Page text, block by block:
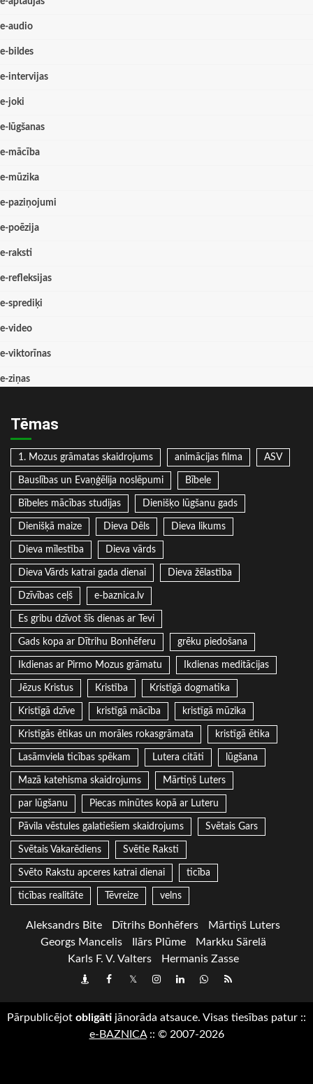
e-audio
e-bildes
e-intervijas
e-joki
e-lūgšanas
e-mācība
e-mūzika
e-paziņojumi
e-poēzija
e-raksti
e-refleksijas
e-sprediķi
e-video
e-viktorīnas
e-ziņas
Tēmas
1. Mozus grāmatas skaidrojums animācijas filma ASV
Bauslības un Evaņģēlija noslēpumi Bībele
Bībeles mācības studijas Dienišķo lūgšanu gads
Dienišķā maize Dieva Dēls Dieva likums
Dieva mīlestība Dieva vārds
Dieva Vārds katrai gada dienai Dieva žēlastība
Dzīvības ceļš e-baznica.lv
Es gribu dzīvot šīs dienas ar Tevi
Gads kopa ar Dītrihu Bonhēferu grēku piedošana
Ikdienas ar Pirmo Mozus grāmatu Ikdienas meditācijas
Jēzus Kristus Kristība Kristīgā dogmatika
Kristīgā dzīve kristīgā mācība kristīgā mūzika
Kristīgās ētikas un morāles rokasgrāmata kristīgā ētika
Lasāmviela ticības spēkam Lutera citāti lūgšana
Mazā katehisma skaidrojums Mārtiņš Luters
par lūgšanu Piecas minūtes kopā ar Luteru
Pāvila vēstules galatiešiem skaidrojums Svētais Gars
Svētais Vakarēdiens Svētie Raksti
Svēto Rakstu apceres katrai dienai ticība
ticības realitāte Tēvreize velns
Aleksandrs Bite Dītrihs Bonhēfers
Mārtiņš Luters
Georgs Mancelis
Ilārs Plūme
Markku Särelä
Karls F. V. Valters
Hermanis Zasse
DraugiemFacebook
TwitterInstagram
LinkedInwhatsapp
RSS
Pārpublicējot obligāti jānorāda atsauce. Visas tiesības patur ::
e-BAZNICA:: © 2007-2026